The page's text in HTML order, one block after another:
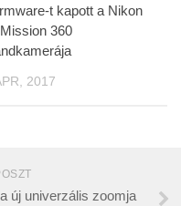
t kapott a Nikon
360
2017
új univerzális zoomja